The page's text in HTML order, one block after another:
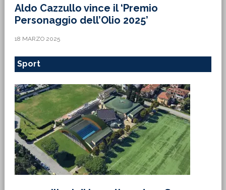
Aldo Cazzullo vince il ‘Premio
Personaggio dell’Olio 2025’
18 MARZO 2025
Sport